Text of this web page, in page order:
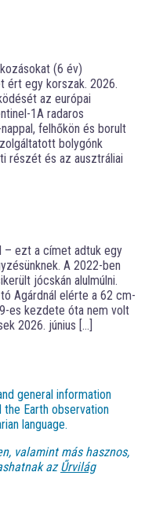
(6 év)
ért egy korszak. 2026.
az európai
1A radaros
felhőkön és borult
bolygónk
részét és az ausztráliai
– ezt a címet adtuk egy
A 2022-ben
jócskán alulmúlni.
Agárdnál elérte a 62 cm-
es kezdete óta nem volt
2026. június […]
general information
the Earth observation
language.
valamint más hasznos,
azŰrvilág